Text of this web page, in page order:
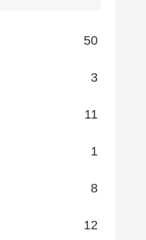
50
3
11
1
8
12